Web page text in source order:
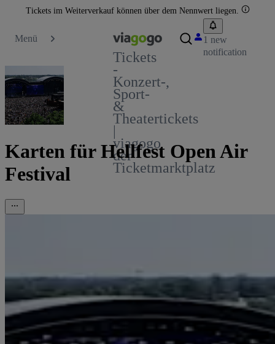
Tickets im Weiterverkauf können über dem Nennwert liegen.
Menü
Tickets
-
Konzert-,
Sport-
&
Theatertickets
|
viagogo
der
Ticketmarktplatz
1 new
notification
Karten für Hellfest Open Air
Festival